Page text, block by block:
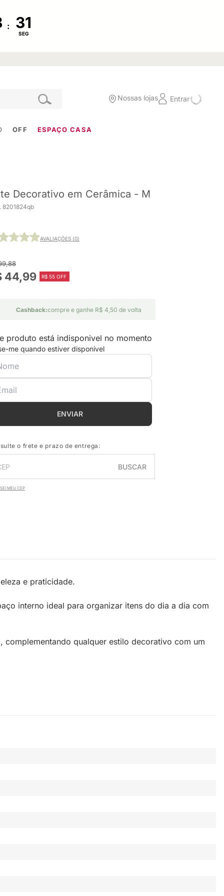
:
SEG
Nossas lojas Entrar
OFF ESPAÇO CASA
Decorativo em Cerâmica - M
8201824qb
AVALIAÇÕES (0)
44,99 R$ 55 OFF
Cashback:compre e ganhe R$ 4,50 de volta
produto está indisponivel no momento
me quando estiver disponivel
ENVIAR
o frete e prazo de entrega:
BUSCAR
MEU CEP
e praticidade.
interno ideal para organizar itens do dia a dia com
complementando qualquer estilo decorativo com um